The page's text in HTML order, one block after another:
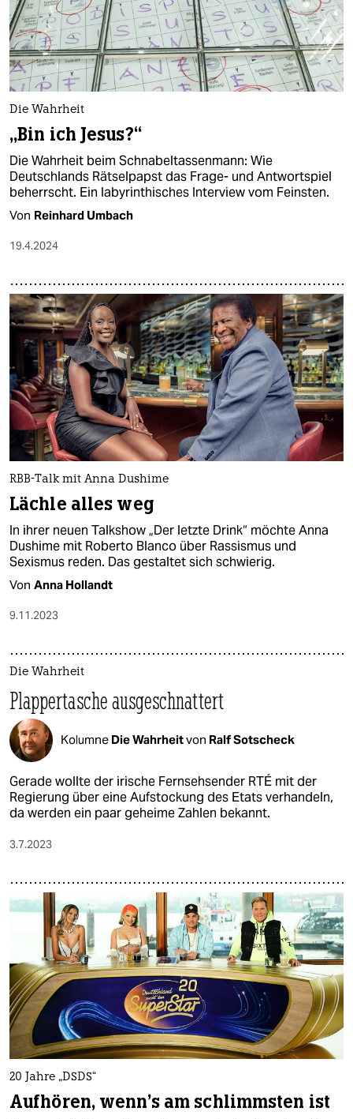
Die Wahrheit
„Bin ich Jesus?“
Die Wahrheit beim Schnabeltassenmann: Wie
Deutschlands Rätselpapst das Frage- und Antwortspiel
beherrscht. Ein labyrinthisches Interview vom Feinsten.
Von Reinhard Umbach
19.4.2024
RBB-Talk mit Anna Dushime
Lächle alles weg
In ihrer neuen Talkshow „Der letzte Drink“ möchte Anna
Dushime mit Roberto Blanco über Rassismus und
Sexismus reden. Das gestaltet sich schwierig.
Von Anna Hollandt
9.11.2023
Die Wahrheit
Plappertasche ausgeschnattert
Kolumne Die Wahrheitvon Ralf Sotscheck
Gerade wollte der irische Fernsehsender RTÉ mit der
Regierung über eine Aufstockung des Etats verhandeln,
da werden ein paar geheime Zahlen bekannt.
3.7.2023
20 Jahre „DSDS“
Aufhören, wenn's am schlimmsten ist